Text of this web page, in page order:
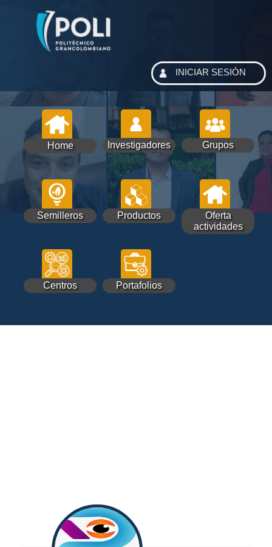
Home Investigadores Grupos
Semilleros Productos
Oferta
actividades
Centros Portafolios
INICIAR SESIÓN